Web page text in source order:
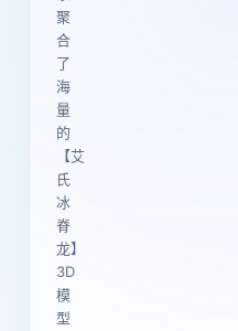
聚
合
了
海
量
的
【艾
氏
冰
脊
龙】
3D
模
型